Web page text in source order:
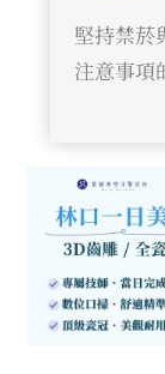
堅持禁菸
注意事項